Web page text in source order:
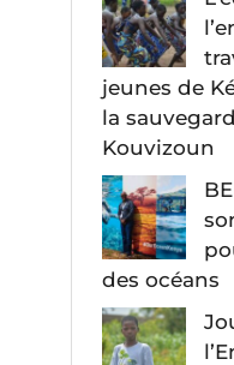
jeunes de
la
Kouvizoun
des océans